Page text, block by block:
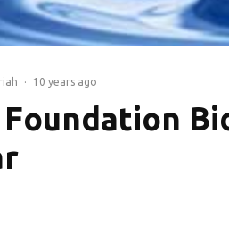
· 10 years ago
Foundation